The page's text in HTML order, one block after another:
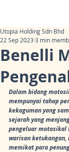
Benelli
Utopia Holding Sdn Bhd
22 Sep 2023 3 min
Dalam bidang
mempunyai tahap
kekaguman yang
sejarah yang
pengeluar
warisan ketukangan,
memikat para